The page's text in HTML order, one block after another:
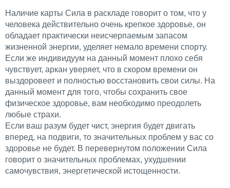
Наличие карты Сила в раскладе говорит о том, что у
человека действительно очень крепкое здоровье, он
обладает практически неисчерпаемым запасом
жизненной энергии, уделяет немало времени спорту.
Если же индивидуум на данный момент плохо себя
чувствует, аркан уверяет, что в скором времени он
выздоровеет и полностью восстановить свои силы. На
данный момент для того, чтобы сохранить свое
физическое здоровье, вам необходимо преодолеть
любые страхи.
Если ваш разум будет чист, энергия будет двигать
вперед, на подвиги, то значительных проблем у вас со
здоровье не будет. В перевернутом положении Сила
говорит о значительных проблемах, ухудшении
самочувствия, энергетической истощенности.